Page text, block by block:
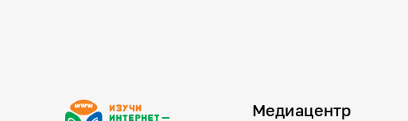
Медиацентр